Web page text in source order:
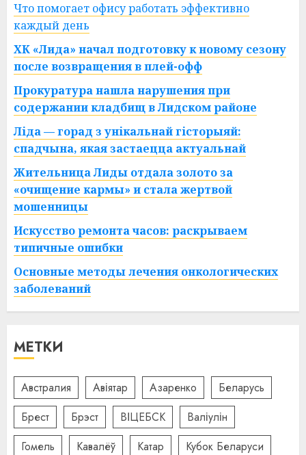
Что помогает офису работать эффективно
каждый день
ХК «Лида» начал подготовку к новому сезону
после возвращения в плей-офф
Прокуратура нашла нарушения при
содержании кладбищ в Лидском районе
Ліда — горад з унікальнай гісторыяй:
спадчына, якая застаецца актуальнай
Жительница Лиды отдала золото за
«очищение кармы» и стала жертвой
мошенницы
Искусство ремонта часов: раскрываем
типичные ошибки
Основные методы лечения онкологических
заболеваний
МЕТКИ
Австралия Авіятар Азаренко
Беларусь
Брест
Брэст ВІЦЕБСК
Валіулін
Гомель
Кавалёў Катар
Кубок Беларуси